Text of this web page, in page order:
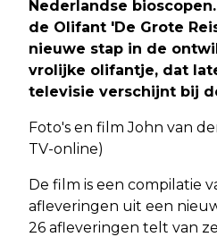
Nederlandse
de Olifant 'De Grote
nieuwe stap in de
vrolijke olifantje, dat
televisie verschijnt bij
Foto's en film John van
TV-online)
De film is een compilatie
afleveringen uit een
26 afleveringen telt van